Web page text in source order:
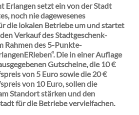
Erlangen setzt ein von der Stadt
noch nie dagewesenes
die lokalen Betriebe um und startet
Verkauf des Stadtgeschenk-
Rahmen des 5-Punkte-
Die in einer Auflage
Gutscheine, die 10 €
von 5 Euro sowie die 20 €
von 10 Euro, sollen die
Standort stärken und den
für die Betriebe vervielfachen.